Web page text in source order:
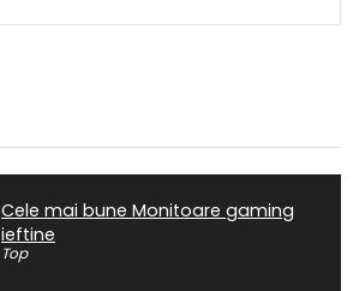
Cele mai bune Monitoare gaming
ieftine
Top